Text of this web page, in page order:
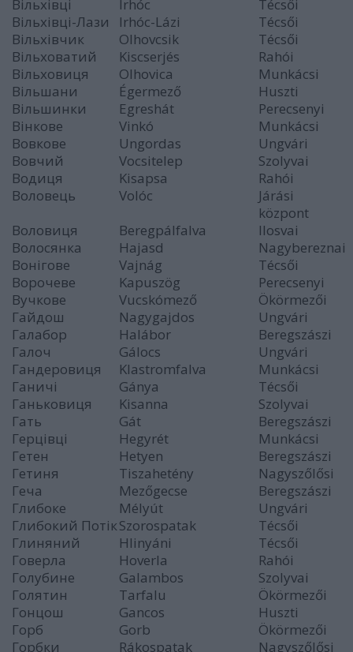
Вільхівці
Irhóc
Técsői
Вільхівці-Лази
Irhóc-Lázi
Técsői
Вільхівчик
Olhovcsik
Técsői
Вільховатий
Kiscserjés
Rahói
Вільховиця
Olhovica
Munkácsi
Вільшани
Égermező
Huszti
Вільшинки
Egreshát
Perecsenyi
Вінкове
Vinkó
Munkácsi
Вовкове
Ungordas
Ungvári
Вовчий
Vocsitelep
Szolyvai
Водиця
Kisapsa
Rahói
Воловець
Volóc
Járási
központ
Воловиця
Beregpálfalva
Ilosvai
Волосянка
Hajasd
Nagybereznai
Вонігове
Vajnág
Técsői
Ворочеве
Kapuszög
Perecsenyi
Вучкове
Vucskómező
Ökörmezői
Гайдош
Nagygajdos
Ungvári
Галабор
Halábor
Beregszászi
Галоч
Gálocs
Ungvári
Гандеровиця
Klastromfalva
Munkácsi
Ганичі
Gánya
Técsői
Ганьковиця
Kisanna
Szolyvai
Гать
Gát
Beregszászi
Герцівці
Hegyrét
Munkácsi
Гетен
Hetyen
Beregszászi
Гетиня
Tiszahetény
Nagyszőlősi
Геча
Mezőgecse
Beregszászi
Глибоке
Mélyút
Ungvári
Глибокий ПотікSzorospatak
Técsői
Глиняний
Hlinyáni
Técsői
Говерла
Hoverla
Rahói
Голубине
Galambos
Szolyvai
Голятин
Tarfalu
Ökörmezői
Гонцош
Gancos
Huszti
Горб
Gorb
Ökörmezői
Горбки
Rákospatak Nagyszőlősi